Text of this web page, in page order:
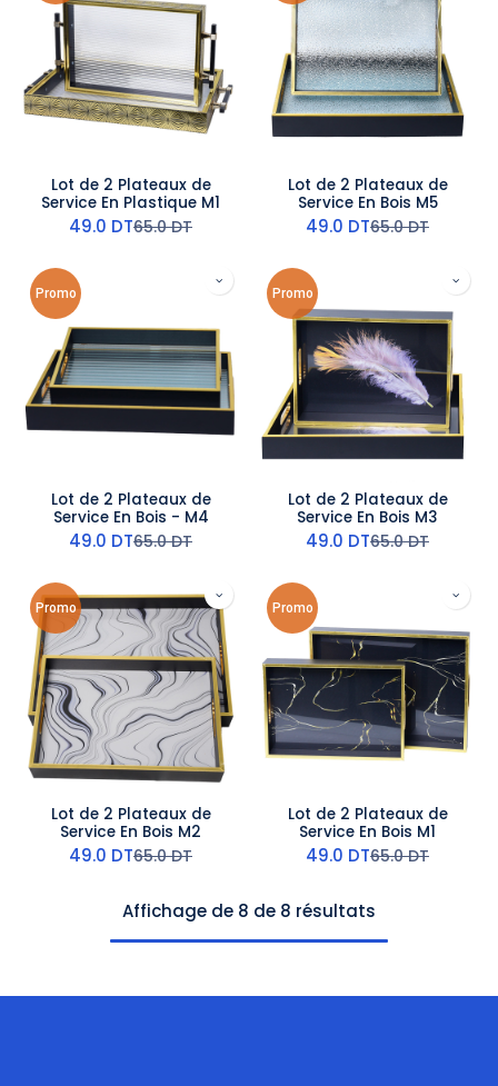
Lot de 2 Plateaux de
Service En Plastique M1
49.0 DT65.0DT
Lot de 2 Plateaux de
Service En Bois M5
49.0 DT65.0DT
Promo
Lot de 2 Plateaux de
Service En Bois - M4
49.0 DT65.0DT
Promo
Lot de 2 Plateaux de
Service En Bois M3
49.0 DT65.0DT
Promo
Lot de 2 Plateaux de
Service En Bois M2
49.0 DT65.0DT
Promo
Lot de 2 Plateaux de
Service En Bois M1
49.0 DT65.0DT
Affichage de 8 de 8 résultats